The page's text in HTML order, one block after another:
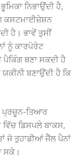
ਨਿਭਾਉਂਦੀ ਹੈ,
ਕਸਟਮਾਈਜ਼ੇਸ਼ਨ
ਹੈ। ਭਾਵੇਂ ਤੁਸੀਂ
ਨੂੰ ਕਾਰਪੋਰੇਟ
ਬਣਾ ਸਕਦੀ ਹੈ
ਬਣਾਉਂਦੀ ਹੈ ਕਿ
ਪ੍ਰਚੂਨ-ਤਿਆਰ
ਡਿਸਪਲੇ ਬਾਕਸ,
ਜੋ ਤੁਹਾਡੀਆਂ ਜੈੱਲ ਪੈਨਾਂ
ਸਕੇ।